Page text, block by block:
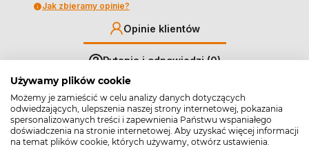
Używamy plików cookie
Możemy je zamieścić w celu analizy danych dotyczących
odwiedzających, ulepszenia naszej strony internetowej, pokazania
spersonalizowanych treści i zapewnienia Państwu wspaniałego
doświadczenia na stronie internetowej. Aby uzyskać więcej informacji
na temat plików cookie, których używamy, otwórz ustawienia.
Jak zbieramy opinie?
Opinie klientów
Pytania i odpowiedzi (0)
Wyczyść